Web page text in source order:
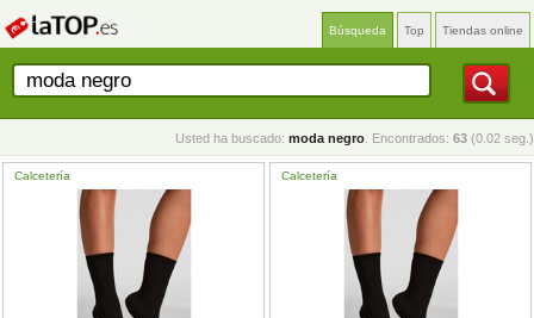
Búsqueda Top Tiendas online
Usted ha buscado: moda negro . Encontrados: 63 (0.02 seg.)
Calcetería Calcetería